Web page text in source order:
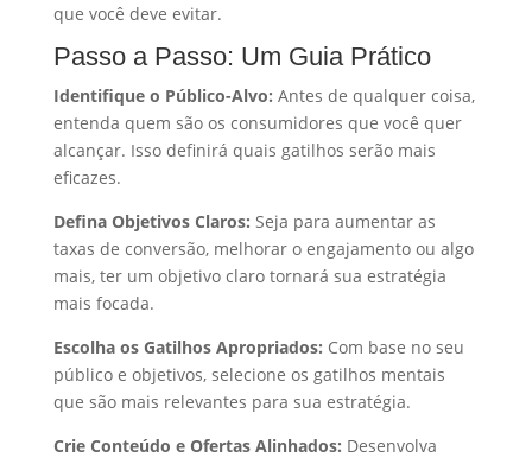
que você deve evitar.
Passo a Passo: Um Guia Prático
Identifique o Público-Alvo: Antes de qualquer coisa,
entenda quem são os consumidores que você quer
alcançar. Isso definirá quais gatilhos serão mais
eficazes.
Defina Objetivos Claros: Seja para aumentar as
taxas de conversão, melhorar o engajamento ou algo
mais, ter um objetivo claro tornará sua estratégia
mais focada.
Escolha os Gatilhos Apropriados: Com base no seu
público e objetivos, selecione os gatilhos mentais
que são mais relevantes para sua estratégia.
Crie Conteúdo e Ofertas Alinhados: Desenvolva